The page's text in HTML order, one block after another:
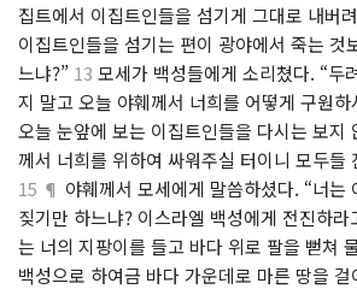
집트에서 이집트인들을 섬기게 그대로 내버
이집트인들을 섬기는 편이 광야에서 죽는 것
느냐?” 13 모세가 백성들에게 소리쳤다. “두
지 말고 오늘 야훼께서 너희를 어떻게 구원
오늘 눈앞에 보는 이집트인들을 다시는 보지
께서 너희를 위하여 싸워주실 터이니 모두들
15 ¶ 야훼께서 모세에게 말씀하셨다. “너는
짖기만 하느냐? 이스라엘 백성에게 전진하라
는 너의 지팡이를 들고 바다 위로 팔을 뻗쳐
백성으로 하여금 바다 가운데로 마른 땅을